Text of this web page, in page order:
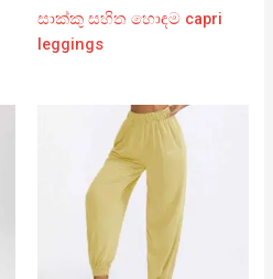
සාක්කු සහිත හොඳම capri
leggings